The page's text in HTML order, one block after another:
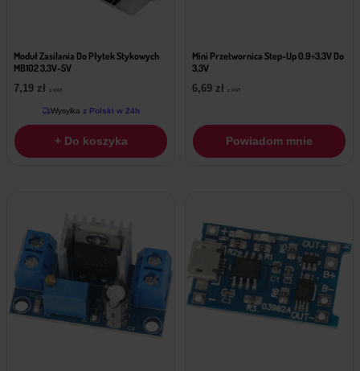
Moduł Zasilania Do Płytek Stykowych
MB102 3,3V-5V
7,19 zł z VAT
Wysyłka z Polski w 24h
+ Do koszyka
Mini Przetwornica Step-Up 0.9÷3,3V Do
3,3V
6,69 zł z VAT
Powiadom mnie